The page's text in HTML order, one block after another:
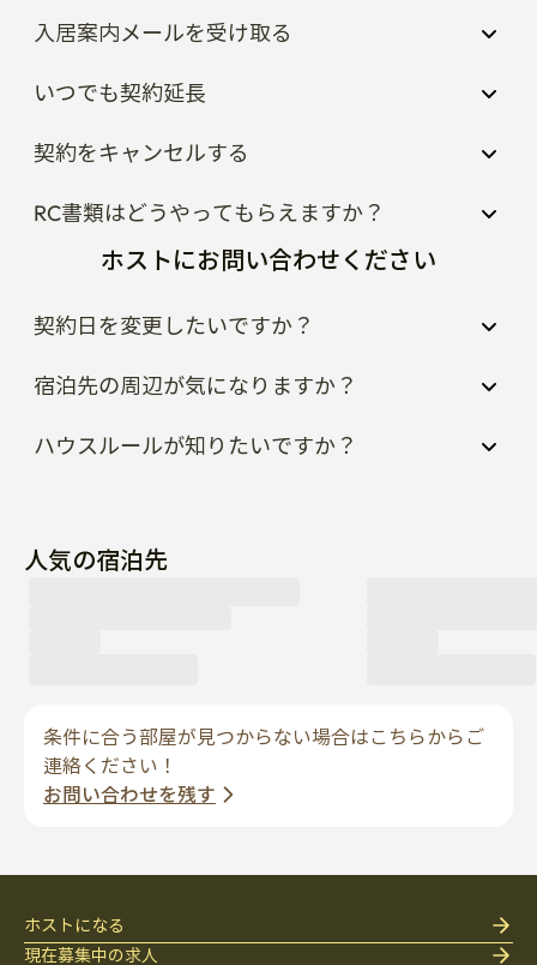
入居案内メールを受け取る
いつでも契約延長
契約をキャンセルする
RC書類はどうやってもらえますか？
ホストにお問い合わせください
契約日を変更したいですか？
宿泊先の周辺が気になりますか？
ハウスルールが知りたいですか？
人気の宿泊先
条件に合う部屋が見つからない場合はこちらからご
連絡ください！
お問い合わせを残す
ホストになる
現在募集中の求人